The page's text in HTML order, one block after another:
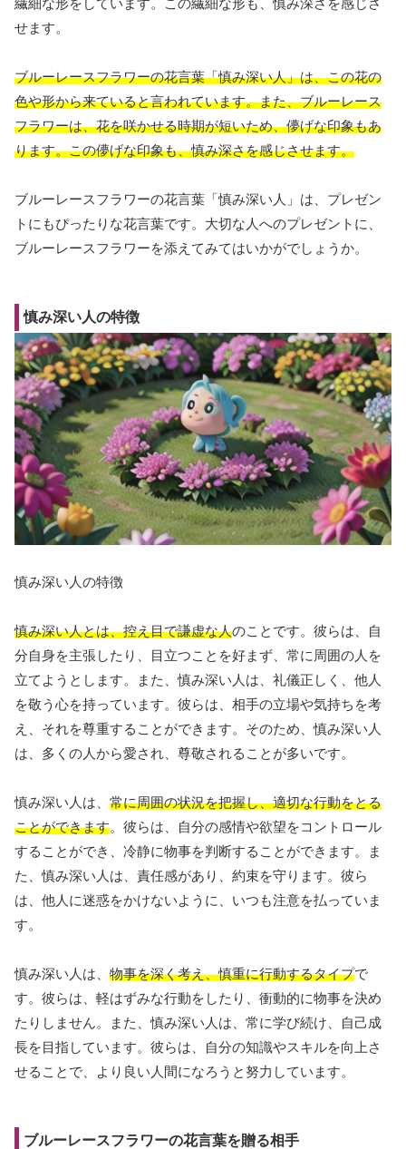
繊細な形をしています。この繊細な形も、慎み深さを感じさ
せます。
ブルーレースフラワーの花言葉「慎み深い人」は、この花の
色や形から来ていると言われています。また、ブルーレース
フラワーは、花を咲かせる時期が短いため、儚げな印象もあ
ります。この儚げな印象も、慎み深さを感じさせます。
ブルーレースフラワーの花言葉「慎み深い人」は、プレゼン
トにもぴったりな花言葉です。大切な人へのプレゼントに、
ブルーレースフラワーを添えてみてはいかがでしょうか。
慎み深い人の特徴
慎み深い人の特徴
慎み深い人とは、控え目で謙虚な人のことです。彼らは、自
分自身を主張したり、目立つことを好まず、常に周囲の人を
立てようとします。また、慎み深い人は、礼儀正しく、他人
を敬う心を持っています。彼らは、相手の立場や気持ちを考
え、それを尊重することができます。そのため、慎み深い人
は、多くの人から愛され、尊敬されることが多いです。
慎み深い人は、 常に周囲の状況を把握し、適切な行動をとる
ことができます。彼らは、自分の感情や欲望をコントロール
することができ、冷静に物事を判断することができます。ま
た、慎み深い人は、責任感があり、約束を守ります。彼ら
は、他人に迷惑をかけないように、いつも注意を払っていま
す。
慎み深い人は、 物事を深く考え、慎重に行動するタイプで
す。彼らは、軽はずみな行動をしたり、衝動的に物事を決め
たりしません。また、慎み深い人は、常に学び続け、自己成
長を目指しています。彼らは、自分の知識やスキルを向上さ
せることで、より良い人間になろうと努力しています。
ブルーレースフラワーの花言葉を贈る相手